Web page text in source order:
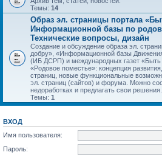
Темы: 14
Образ эл. страницы портала
Информационной базы по
Технические вопросы, дизайн
Создание и обсуждение образа эл.
добру», «Информационной базы
(ИБ ДСРП) и международных газет «Быть
«Родовое поместье»: концепция
страниц, новые функциональные
эл. страниц (сайтов) и форума. Можно
недоработках и предлагать свои решения.
Темы: 1
ВХОД
Имя пользователя:
Пароль: